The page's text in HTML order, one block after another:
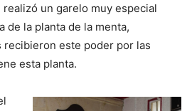
realizó un garelo muy especial
de la planta de la menta,
recibieron este poder por las
esta planta.